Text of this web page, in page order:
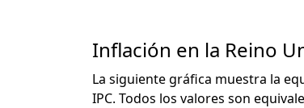
Inflación en la Reino
La siguiente gráfica muestra la
IPC. Todos los valores son